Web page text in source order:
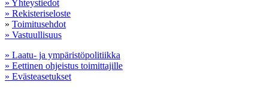
» Yhteystiedot
» Rekisteriseloste
» Toimitusehdot
» Vastuullisuus
» Laatu- ja ympäristöpolitiikka
» Eettinen ohjeistus toimittajille
» Evästeasetukset